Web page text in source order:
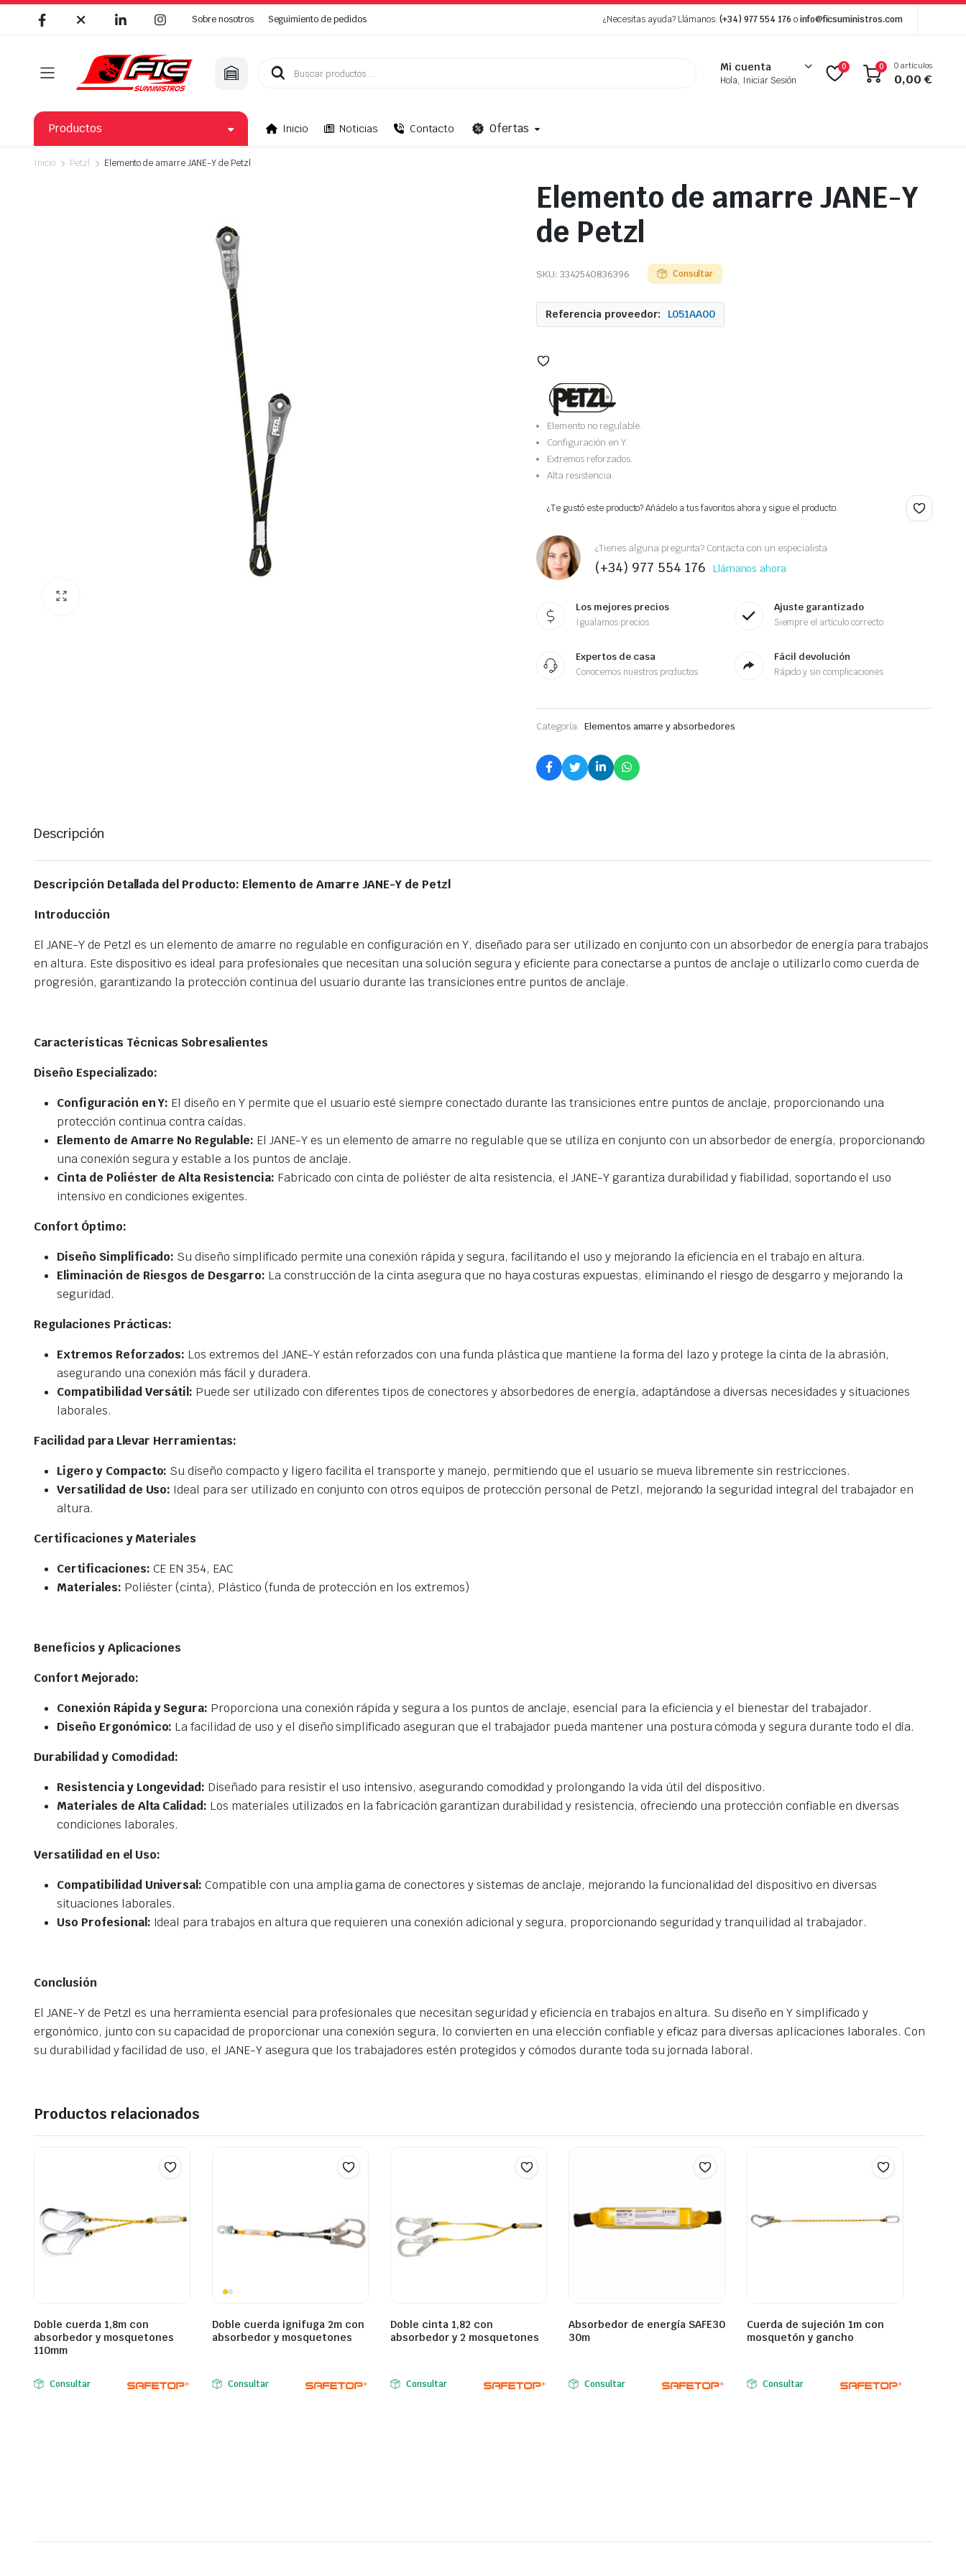
Sobre nosotros Seguimiento de pedidos ¿Necesitas ayuda? Llámanos:(+34) 977 554 176 oinfo@ficsuministros.com
Búsqueda
Mi cuenta
Hola, Iniciar Sesión
0 0 0 artículos
0,00€
Productos Inicio Noticias Contacto Ofertas
Inicio Petzl Elemento de amarre JANE-Y de Petzl
Elemento de amarre JANE-Y
de Petzl
SKU: 3342540836396 Consultar
Referencia proveedor: L051AA00
Elemento no regulable.
Configuración en Y.
Extremos reforzados.
Alta resistencia.
¿Te gustó este producto? Añádelo a tus favoritos ahora y sigue el producto.
¿Tienes alguna pregunta? Contacta con un especialista
(+34) 977 554 176 Llámanos ahora
Los mejores precios
Igualamos precios
Ajuste garantizado
Siempre el artículo correcto
Expertos de casa
Conocemos nuestros productos
Fácil devolución
Rápido y sin complicaciones
Categoría: Elementos amarre y absorbedores
Descripción
Descripción Detallada del Producto: Elemento de Amarre JANE-Y de Petzl
Introducción
El JANE-Y de Petzl es un elemento de amarre no regulable en configuración en Y, diseñado para ser utilizado en conjunto con un absorbedor de energía para trabajos
en altura. Este dispositivo es ideal para profesionales que necesitan una solución segura y eficiente para conectarse a puntos de anclaje o utilizarlo como cuerda de
progresión, garantizando la protección continua del usuario durante las transiciones entre puntos de anclaje.
Características Técnicas Sobresalientes
Diseño Especializado:
Configuración en Y: El diseño en Y permite que el usuario esté siempre conectado durante las transiciones entre puntos de anclaje, proporcionando una
protección continua contra caídas.
Elemento de Amarre No Regulable: El JANE-Y es un elemento de amarre no regulable que se utiliza en conjunto con un absorbedor de energía, proporcionando
una conexión segura y estable a los puntos de anclaje.
Cinta de Poliéster de Alta Resistencia: Fabricado con cinta de poliéster de alta resistencia, el JANE-Y garantiza durabilidad y fiabilidad, soportando el uso
intensivo en condiciones exigentes.
Confort Óptimo:
Diseño Simplificado: Su diseño simplificado permite una conexión rápida y segura, facilitando el uso y mejorando la eficiencia en el trabajo en altura.
Eliminación de Riesgos de Desgarro: La construcción de la cinta asegura que no haya costuras expuestas, eliminando el riesgo de desgarro y mejorando la
seguridad.
Regulaciones Prácticas:
Extremos Reforzados: Los extremos del JANE-Y están reforzados con una funda plástica que mantiene la forma del lazo y protege la cinta de la abrasión,
asegurando una conexión más fácil y duradera.
Compatibilidad Versátil: Puede ser utilizado con diferentes tipos de conectores y absorbedores de energía, adaptándose a diversas necesidades y situaciones
laborales.
Facilidad para Llevar Herramientas:
Ligero y Compacto: Su diseño compacto y ligero facilita el transporte y manejo, permitiendo que el usuario se mueva libremente sin restricciones.
Versatilidad de Uso: Ideal para ser utilizado en conjunto con otros equipos de protección personal de Petzl, mejorando la seguridad integral del trabajador en
altura.
Certificaciones y Materiales
Certificaciones: CE EN 354, EAC
Materiales: Poliéster (cinta), Plástico (funda de protección en los extremos)
Beneficios y Aplicaciones
Confort Mejorado:
Conexión Rápida y Segura: Proporciona una conexión rápida y segura a los puntos de anclaje, esencial para la eficiencia y el bienestar del trabajador.
Diseño Ergonómico: La facilidad de uso y el diseño simplificado aseguran que el trabajador pueda mantener una postura cómoda y segura durante todo el día.
Durabilidad y Comodidad:
Resistencia y Longevidad: Diseñado para resistir el uso intensivo, asegurando comodidad y prolongando la vida útil del dispositivo.
Materiales de Alta Calidad: Los materiales utilizados en la fabricación garantizan durabilidad y resistencia, ofreciendo una protección confiable en diversas
condiciones laborales.
Versatilidad en el Uso:
Compatibilidad Universal: Compatible con una amplia gama de conectores y sistemas de anclaje, mejorando la funcionalidad del dispositivo en diversas
situaciones laborales.
Uso Profesional: Ideal para trabajos en altura que requieren una conexión adicional y segura, proporcionando seguridad y tranquilidad al trabajador.
Conclusión
El JANE-Y de Petzl es una herramienta esencial para profesionales que necesitan seguridad y eficiencia en trabajos en altura. Su diseño en Y simplificado y
ergonómico, junto con su capacidad de proporcionar una conexión segura, lo convierten en una elección confiable y eficaz para diversas aplicaciones laborales. Con
su durabilidad y facilidad de uso, el JANE-Y asegura que los trabajadores estén protegidos y cómodos durante toda su jornada laboral.
Productos relacionados
Doble cuerda 1,8m con
absorbedor y mosquetones
110mm
Consultar
Doble cuerda ignifuga 2m con
absorbedor y mosquetones
Consultar
Doble cinta 1,82 con
absorbedor y 2 mosquetones
Consultar
Absorbedor de energía SAFE30
30m
Consultar
Cuerda de sujeción 1m con
mosquetón y gancho
Consultar